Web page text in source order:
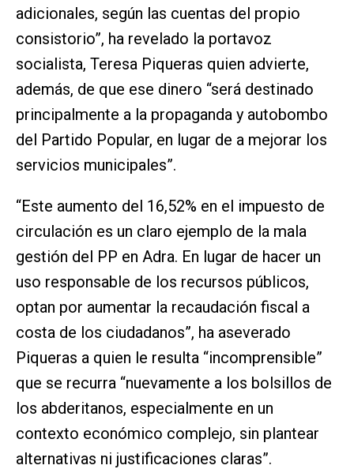
adicionales, según las cuentas del propio
consistorio”, ha revelado la portavoz
socialista, Teresa Piqueras quien advierte,
además, de que ese dinero “será destinado
principalmente a la propaganda y autobombo
del Partido Popular, en lugar de a mejorar los
servicios municipales”.
“Este aumento del 16,52% en el impuesto de
circulación es un claro ejemplo de la mala
gestión del PP en Adra. En lugar de hacer un
uso responsable de los recursos públicos,
optan por aumentar la recaudación fiscal a
costa de los ciudadanos”, ha aseverado
Piqueras a quien le resulta “incomprensible”
que se recurra “nuevamente a los bolsillos de
los abderitanos, especialmente en un
contexto económico complejo, sin plantear
alternativas ni justificaciones claras”.